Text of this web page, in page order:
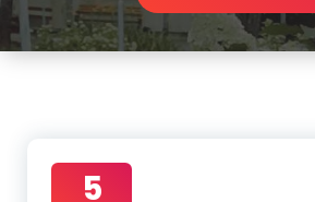
5